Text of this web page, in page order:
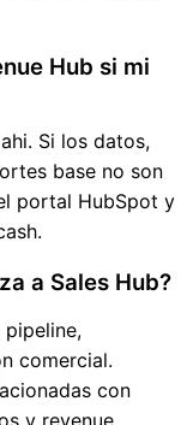
Hub si mi
Si los datos,
base no son
portal HubSpot y
a Sales Hub?
pipeline,
comercial.
con
y revenue.